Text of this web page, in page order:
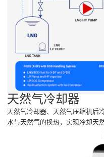
天然气冷却器
天然气冷却器、天然气压缩机后
水与天然气的换热，实现冷却天然